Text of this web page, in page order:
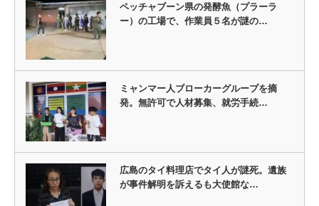
ペッチャブーン県の発酵魚（プラーラ
ー）の工場で、作業員５名が謎の…
ミャンマー人ブローカーグループを摘
発。無許可で人材募集、就労手続…
広島のタイ料理店でタイ人が謎死。遺族
が事件解明を訴えるも大使館な…